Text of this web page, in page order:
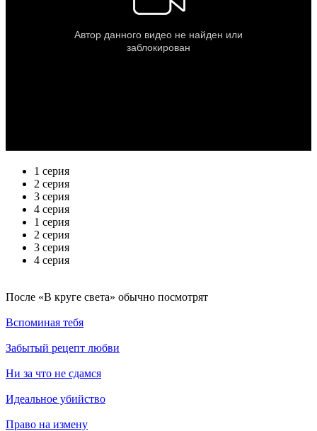
1 серия
2 серия
3 серия
4 серия
1 серия
2 серия
3 серия
4 серия
По­сле «В круге света» обыч­но по­смот­рят
Вспоминая тебя
Забытый рецепт любви
Ни за что не сдамся
Идеальное убийство
Право на измену